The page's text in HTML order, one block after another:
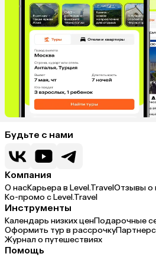
Будьте с нами
Компания
О насКарьера в Level.TravelОтзывы о
Ко-промо с Level.Travel
Инструменты
Календарь низких ценПодарочные
Оформить тур в рассрочку
Журнал о путешествиях
Помощь